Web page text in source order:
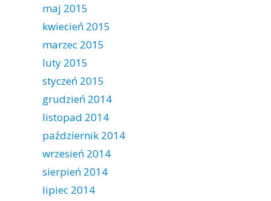
maj 2015
kwiecień 2015
marzec 2015
luty 2015
styczeń 2015
grudzień 2014
listopad 2014
październik 2014
wrzesień 2014
sierpień 2014
lipiec 2014